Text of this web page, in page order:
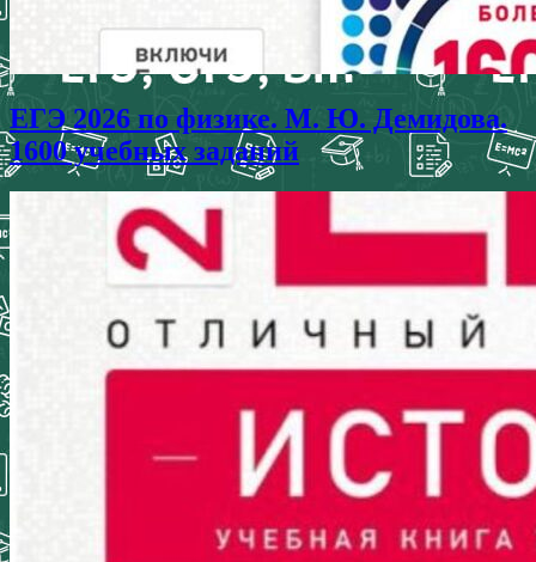
ЕГЭ 2026 по физике. М. Ю. Демидова.
1600 учебных заданий